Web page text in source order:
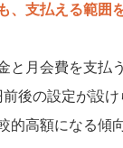
、支払える範囲
と月会費を支払
後の設定が設
的高額になる傾